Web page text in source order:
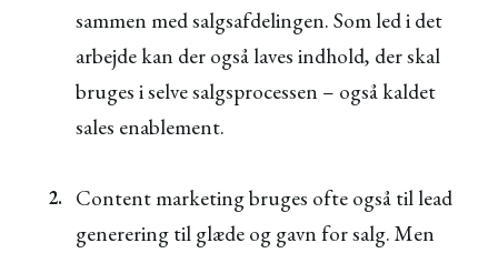
sammen med salgsafdelingen. Som led i det
arbejde kan der også laves indhold, der skal
bruges i selve salgsprocessen – også kaldet
sales enablement.
Content marketing bruges ofte også til lead
generering til glæde og gavn for salg. Men